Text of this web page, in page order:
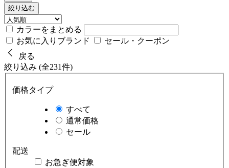
絞り込む
カラーをまとめる
お気に入りブランド
セール・クーポン
戻る
絞り込み (全231件)
価格タイプ
すべて
通常価格
セール
配送
お急ぎ便対象